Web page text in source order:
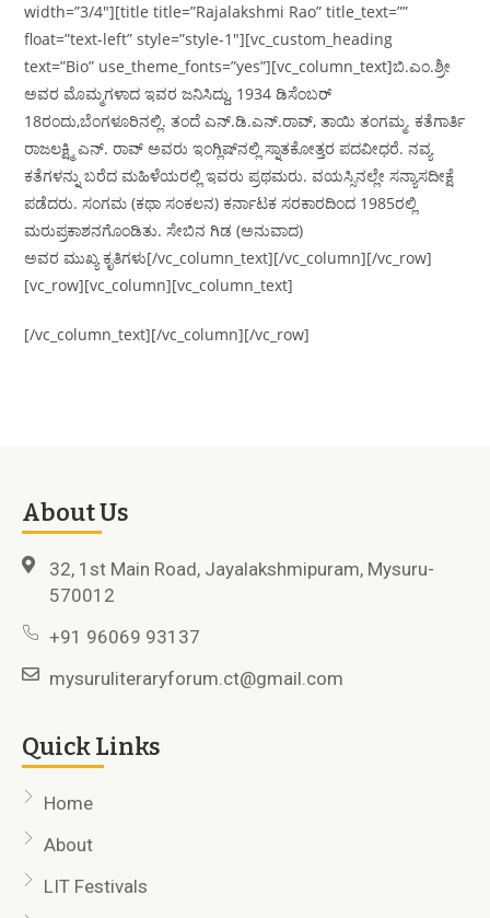
width=”3/4″][title title=”Rajalakshmi Rao” title_text=””
float=”text-left” style=”style-1″][vc_custom_heading
text=”Bio” use_theme_fonts=”yes”][vc_column_text]ಬಿ.ಎಂ.ಶ್ರೀ
ಅವರ ಮೊಮ್ಮಗಳಾದ ಇವರ ಜನಿಸಿದ್ದು, 1934 ಡಿಸೆಂಬರ್‌
18ರಂದು,ಬೆಂಗಳೂರಿನಲ್ಲಿ. ತಂದೆ ಎನ್.ಡಿ.ಎನ್.ರಾವ್, ತಾಯಿ ತಂಗಮ್ಮ. ಕತೆಗಾರ್ತಿ
ರಾಜಲಕ್ಷ್ಮಿ ಎನ್. ರಾವ್ ಅವರು ಇಂಗ್ಲಿಷ್‌ನಲ್ಲಿ ಸ್ನಾತಕೋತ್ತರ ಪದವೀಧರೆ. ನವ್ಯ
ಕತೆಗಳನ್ನು ಬರೆದ ಮಹಿಳೆಯರಲ್ಲಿ ಇವರು ಪ್ರಥಮರು. ವಯಸ್ಸಿನಲ್ಲೇ ಸನ್ಯಾಸದೀಕ್ಷೆ
ಪಡೆದರು. ಸಂಗಮ (ಕಥಾ ಸಂಕಲನ) ಕರ್ನಾಟಕ ಸರಕಾರದಿಂದ 1985ರಲ್ಲಿ
ಮರುಪ್ರಕಾಶನಗೊಂಡಿತು. ಸೇಬಿನ ಗಿಡ (ಅನುವಾದ)
ಅವರ ಮುಖ್ಯ ಕೃತಿಗಳು[/vc_column_text][/vc_column][/vc_row]
[vc_row][vc_column][vc_column_text]
[/vc_column_text][/vc_column][/vc_row]
About Us
32, 1st Main Road, Jayalakshmipuram, Mysuru-
570012
+91 96069 93137
mysuruliteraryforum.ct@gmail.com
Quick Links
Home
About
LIT Festivals